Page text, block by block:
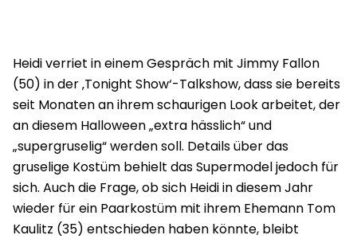
Heidi verriet in einem Gespräch mit Jimmy Fallon
(50) in der ‚Tonight Show‘-Talkshow, dass sie bereits
seit Monaten an ihrem schaurigen Look arbeitet, der
an diesem Halloween „extra hässlich“ und
„supergruselig“ werden soll. Details über das
gruselige Kostüm behielt das Supermodel jedoch für
sich. Auch die Frage, ob sich Heidi in diesem Jahr
wieder für ein Paarkostüm mit ihrem Ehemann Tom
Kaulitz (35) entschieden haben könnte, bleibt